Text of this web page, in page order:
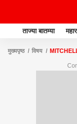
ताज्या बातम्या
मुख्यपृष्ठ विषय